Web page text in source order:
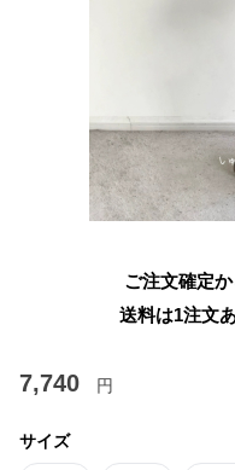
ご注文確定
送料は1注文
7,740 円
サイズ